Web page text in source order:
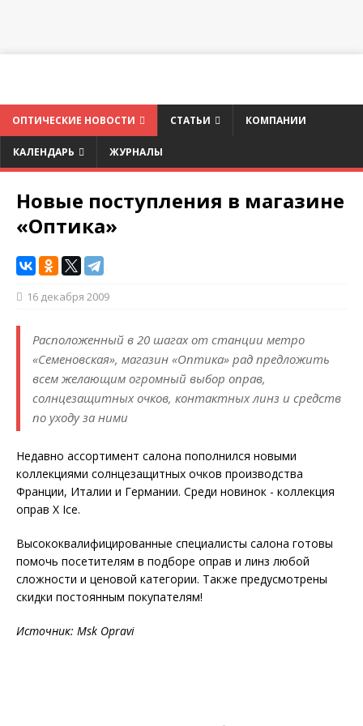
ОПТИЧЕСКИЕ НОВОСТИ СТАТЬИ КОМПАНИИ
КАЛЕНДАРЬ ЖУРНАЛЫ
Новые поступления в магазине
«Оптика»
16 декабря 2009
Расположенный в 20 шагах от станции метро
«Семеновская», магазин «Оптика» рад предложить
всем желающим огромный выбор оправ,
солнцезащитных очков, контактных линз и средств
по уходу за ними
Недавно ассортимент салона пополнился новыми
коллекциями солнцезащитных очков производства
Франции, Италии и Германии. Среди новинок - коллекция
оправ X Ice.
Высококвалифицированные специалисты салона готовы
помочь посетителям в подборе оправ и линз любой
сложности и ценовой категории. Также предусмотрены
скидки постоянным покупателям!
Источник: Msk Opravi